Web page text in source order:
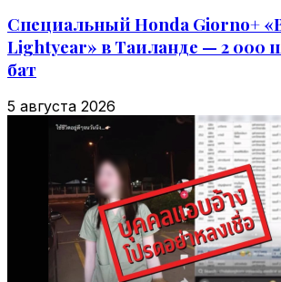
Специальный Honda Giorno+
Lightyear» в Таиланде — 2 000
бат
5 августа 2026